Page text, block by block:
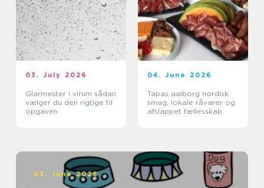
03. July 2026
Glarmester i virum sådan
vælger du den rigtige til
opgaven
04. June 2026
Tapas aalborg nordisk
smag, lokale råvarer og
afslappet fællesskab
03. June 2026